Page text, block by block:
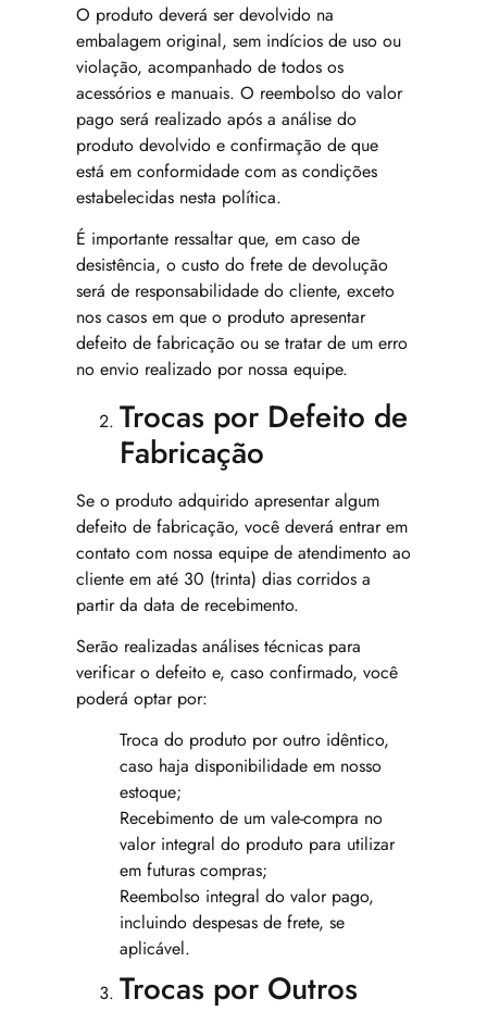
O produto deverá ser devolvido na
embalagem original, sem indícios de uso ou
violação, acompanhado de todos os
acessórios e manuais. O reembolso do valor
pago será realizado após a análise do
produto devolvido e confirmação de que
está em conformidade com as condições
estabelecidas nesta política.
É importante ressaltar que, em caso de
desistência, o custo do frete de devolução
será de responsabilidade do cliente, exceto
nos casos em que o produto apresentar
defeito de fabricação ou se tratar de um erro
no envio realizado por nossa equipe.
Trocas por Defeito de
Fabricação
Se o produto adquirido apresentar algum
defeito de fabricação, você deverá entrar em
contato com nossa equipe de atendimento ao
cliente em até 30 (trinta) dias corridos a
partir da data de recebimento.
Serão realizadas análises técnicas para
verificar o defeito e, caso confirmado, você
poderá optar por:
Troca do produto por outro idêntico,
caso haja disponibilidade em nosso
estoque;
Recebimento de um vale-compra no
valor integral do produto para utilizar
em futuras compras;
Reembolso integral do valor pago,
incluindo despesas de frete, se
aplicável.
Trocas por Outros